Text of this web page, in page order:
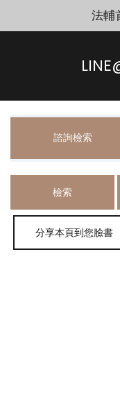
法輔
諮詢檢索
檢索